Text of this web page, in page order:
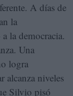
A días de
la
la democracia.
Una
logra
alcanza niveles
Silvio pisó